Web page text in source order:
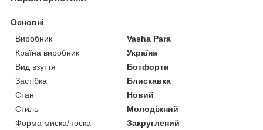
Основні
Виробник
Vasha Para
Країна виробник
Україна
Вид взуття
Ботфорти
Застібка
Блискавка
Стан
Новий
Стиль
Молодіжний
Форма миска/носка
Закруглений